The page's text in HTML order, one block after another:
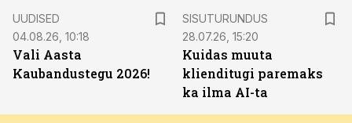
UUDISED
04.08.26, 10:18
Vali Aasta
Kaubandustegu 2026!
SISUTURUNDUS
28.07.26, 15:20
Kuidas muuta
klienditugi paremaks
ka ilma AI-ta